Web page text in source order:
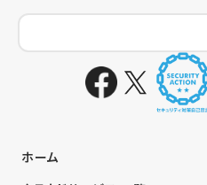
ホーム